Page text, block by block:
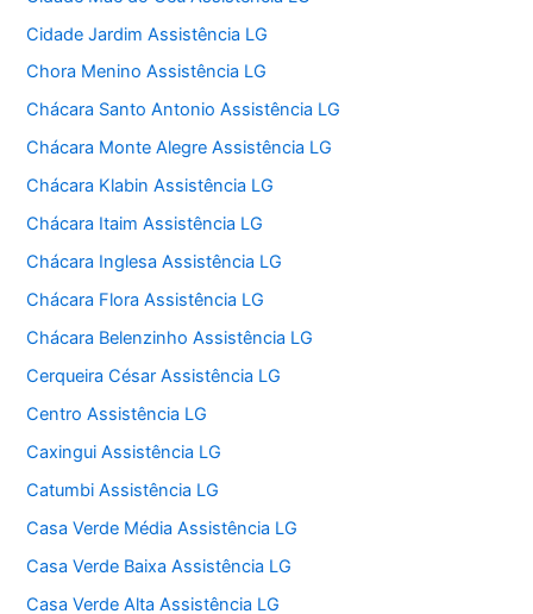
Cidade Jardim Assistência LG
Chora Menino Assistência LG
Chácara Santo Antonio Assistência LG
Chácara Monte Alegre Assistência LG
Chácara Klabin Assistência LG
Chácara Itaim Assistência LG
Chácara Inglesa Assistência LG
Chácara Flora Assistência LG
Chácara Belenzinho Assistência LG
Cerqueira César Assistência LG
Centro Assistência LG
Caxingui Assistência LG
Catumbi Assistência LG
Casa Verde Média Assistência LG
Casa Verde Baixa Assistência LG
Casa Verde Alta Assistência LG